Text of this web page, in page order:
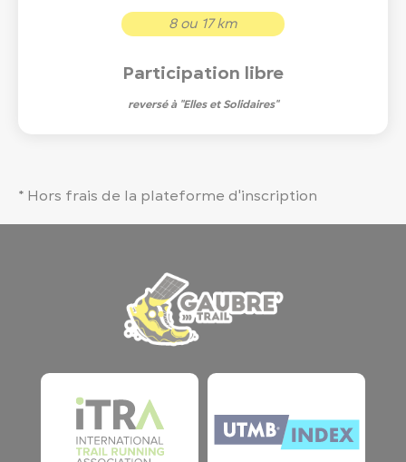
8 ou 17 km
Participation libre
reversé à "Elles et Solidaires"
* Hors frais de la plateforme d'inscription